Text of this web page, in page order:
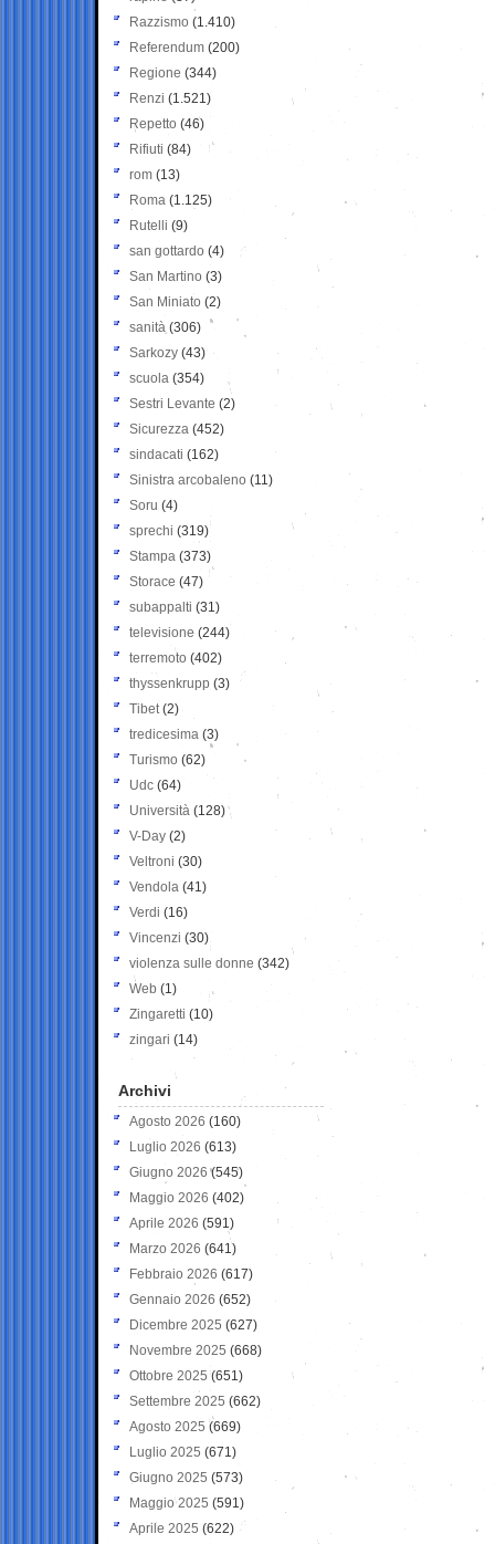
Razzismo (1.410)
Referendum (200)
Regione (344)
Renzi (1.521)
Repetto (46)
Rifiuti (84)
rom (13)
Roma (1.125)
Rutelli (9)
san gottardo (4)
San Martino (3)
San Miniato (2)
sanità (306)
Sarkozy (43)
scuola (354)
Sestri Levante (2)
Sicurezza (452)
sindacati (162)
Sinistra arcobaleno (11)
Soru (4)
sprechi (319)
Stampa (373)
Storace (47)
subappalti (31)
televisione(244)
terremoto (402)
thyssenkrupp (3)
Tibet(2)
tredicesima (3)
Turismo (62)
Udc (64)
Università (128)
V-Day (2)
Veltroni (30)
Vendola (41)
Verdi (16)
Vincenzi (30)
violenza sulle donne (342)
Web (1)
Zingaretti (10)
zingari (14)
Archivi
Agosto 2026 (160)
Luglio 2026 (613)
Giugno 2026 (545)
Maggio 2026 (402)
Aprile 2026 (591)
Marzo 2026 (641)
Febbraio 2026 (617)
Gennaio 2026 (652)
Dicembre 2025 (627)
Novembre 2025 (668)
Ottobre 2025 (651)
Settembre 2025 (662)
Agosto 2025 (669)
Luglio 2025 (671)
Giugno 2025 (573)
Maggio 2025 (591)
Aprile 2025 (622)